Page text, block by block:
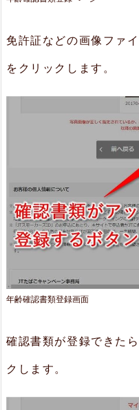
免許証などの画像ファ
をクリックします。
年齢確認書類登録画面
確認書類が登録できた
クします。